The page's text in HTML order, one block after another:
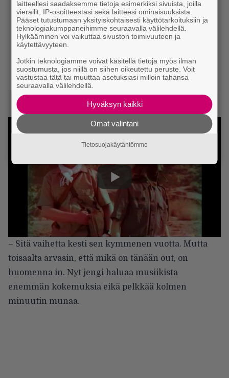
– Sitä vaihetta kesti sen kymmenen vuotta. Mutta
toisaalta arvasin, että mikä on tänään out, on
huomenna in. Nyt jengi haluaa musiikista
enemmän kokemuksia eikä pelkkää kolmen
minuutin munaa.
laitteellesi saadaksemme tietoja esimerkiksi sivuista, joilla
vierailit, IP-osoitteestasi sekä laitteesi ominaisuuksista.
Pääset tutustumaan yksityiskohtaisesti käyttötarkoituksiin ja
teknologiakumppaneihimme seuraavalla välilehdellä.
Hylkääminen voi vaikuttaa sivuston toimivuuteen ja
käytettävyyteen.
Jotkin teknologiamme voivat käsitellä tietoja myös ilman
suostumusta, jos niillä on siihen oikeutettu peruste. Voit
vastustaa tätä tai muuttaa asetuksiasi milloin tahansa
seuraavalla välilehdellä.
Hyväksyn kaikki
Omat valintani
Tietosuojakäytäntömme